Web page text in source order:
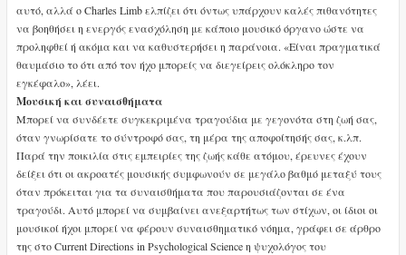
αυτό, αλλά ο Charles Limb ελπίζει ότι όντως υπάρχουν καλές πιθανότητες
να βοηθήσει η ενεργός ενασχόληση με κάποιο μουσικό όργανο ώστε να
προληφθεί ή ακόμα και να καθυστερήσει η παράνοια. «Είναι πραγματικά
θαυμάσιο το ότι από τον ήχο μπορείς να διεγείρεις ολόκληρο τον
εγκέφαλο», λέει.
Μουσική και συναισθήματα
Μπορεί να συνδέετε συγκεκριμένα τραγούδια με γεγονότα στη ζωή σας,
όταν γνωρίσατε το σύντροφό σας, τη μέρα της αποφοίτησής σας, κ.λπ.
Παρά την ποικιλία στις εμπειρίες της ζωής κάθε ατόμου, έρευνες έχουν
δείξει ότι οι ακροατές μουσικής συμφωνούν σε μεγάλο βαθμό μεταξύ τους
όταν πρόκειται για τα συναισθήματα που παρουσιάζονται σε ένα
τραγούδι. Αυτό μπορεί να συμβαίνει ανεξαρτήτως των στίχων, οι ίδιοι οι
μουσικοί ήχοι μπορεί να φέρουν συναισθηματικό νόημα, γράφει σε άρθρο
της στο Current Directions in Psychological Science η ψυχολόγος του